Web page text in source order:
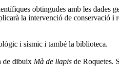
obtingudes amb les dades
la intervenció de conservació i
i sísmic i també la biblioteca.
de dibuix Mà de llapis de Roquetes.